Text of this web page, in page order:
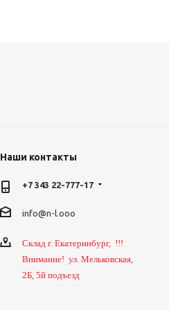
Наши контакты
+7 343 22-777-17
info@n-l.ooo
Склад г. Екатеринбург, !!!
Внимание! ул. Мельковская,
2Б, 5й подъезд